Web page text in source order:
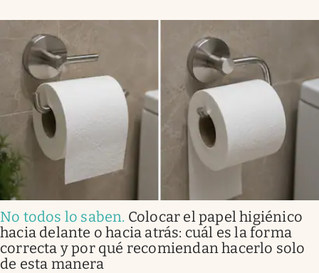
No todos lo saben. Colocar el papel higiénico
hacia delante o hacia atrás: cuál es la forma
correcta y por qué recomiendan hacerlo solo
de esta manera